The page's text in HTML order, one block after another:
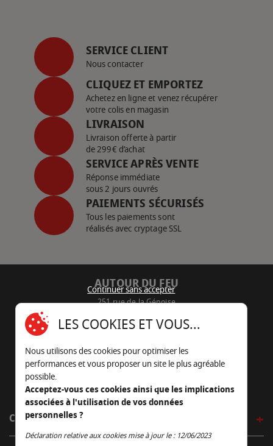
SERVICE CLIENT
Nous contacter
CLIQUEZ ET EMPORTEZ
Achetez en ligne et venez récupérer
votre colis en magasin
LIVRAISON
Livraison offerte à partir
de 299€ d’achat
SERVICE APRÈS VENTE
Réponse immédiate
sous 2 jours ouvrés
PAIEMENTS SÉCURISÉS
Tous les paiements sont
réalisés avec cryptage SSL
AUTOUR DU FEU
251 rue de la Génoise
05 45 22 98 09
Nous envoyer un e-mail
CÔTÉ OUTDOOR
Continuer sans accepter
LES COOKIES ET VOUS...
Nous utilisons des cookies pour optimiser les
performances et vous proposer un site le plus agréable
possible.
Acceptez-vous ces cookies ainsi que les implications
associées à l'utilisation de vos données
personnelles ?
Déclaration relative aux cookies mise à jour le : 12/06/2023
Continuer sans accepter